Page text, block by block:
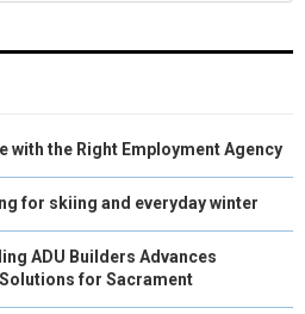
with the Right Employment Agency
for skiing and everyday winter
ADU Builders Advances
for Sacrament